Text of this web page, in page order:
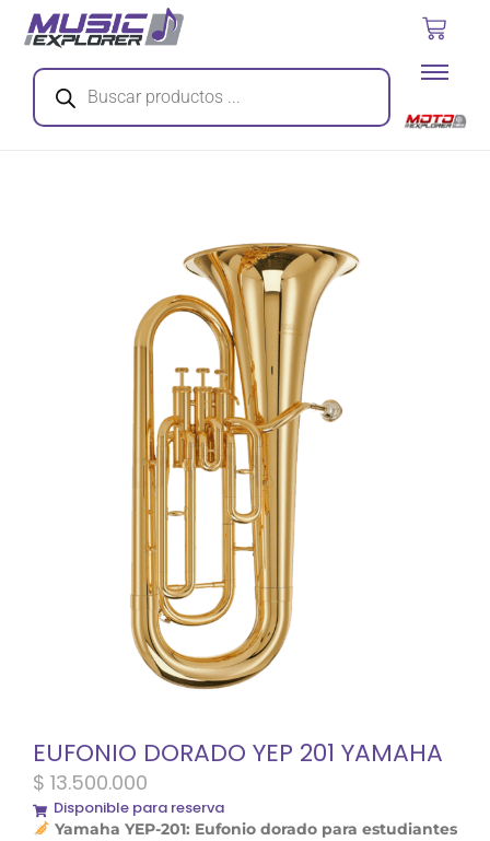
EUFONIO DORADO YEP 201 YAMAHA
$ 13.500.000
Disponible para reserva
Yamaha YEP-201: Eufonio dorado para estudiantes